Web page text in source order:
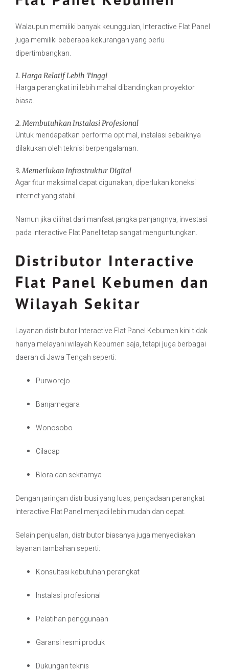
Walaupun memiliki banyak keunggulan, Interactive Flat Panel
juga memiliki beberapa kekurangan yang perlu
dipertimbangkan.
1. Harga Relatif Lebih Tinggi
Harga perangkat ini lebih mahal dibandingkan proyektor
biasa.
2. Membutuhkan Instalasi Profesional
Untuk mendapatkan performa optimal, instalasi sebaiknya
dilakukan oleh teknisi berpengalaman.
3. Memerlukan Infrastruktur Digital
Agar fitur maksimal dapat digunakan, diperlukan koneksi
internet yang stabil.
Namun jika dilihat dari manfaat jangka panjangnya, investasi
pada Interactive Flat Panel tetap sangat menguntungkan.
Distributor Interactive
Flat Panel Kebumen dan
Wilayah Sekitar
Layanan distributor Interactive Flat Panel Kebumen kini tidak
hanya melayani wilayah Kebumen saja, tetapi juga berbagai
daerah di Jawa Tengah seperti:
Purworejo
Banjarnegara
Wonosobo
Cilacap
Blora dan sekitarnya
Dengan jaringan distribusi yang luas, pengadaan perangkat
Interactive Flat Panel menjadi lebih mudah dan cepat.
Selain penjualan, distributor biasanya juga menyediakan
layanan tambahan seperti:
Konsultasi kebutuhan perangkat
Instalasi profesional
Pelatihan penggunaan
Garansi resmi produk
Dukungan teknis